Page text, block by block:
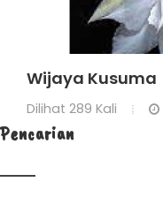
Wijaya Kusuma
Dilihat 289 Kali
Pencarian